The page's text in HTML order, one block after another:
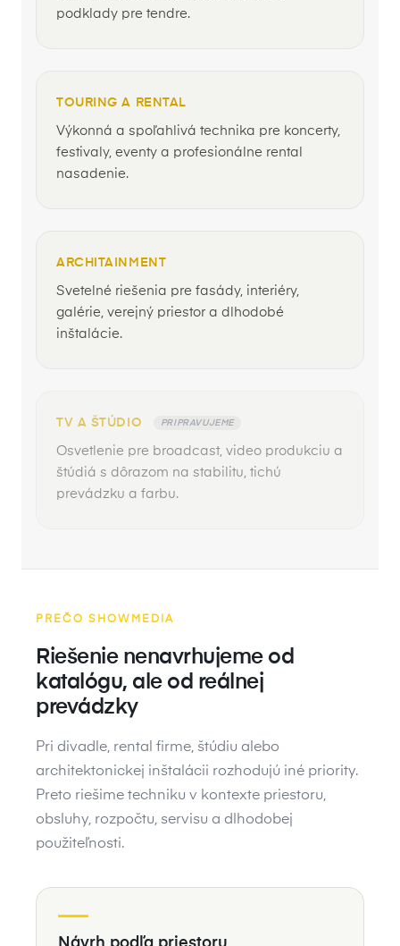
podklady pre tendre.
TOURING A RENTAL
Výkonná a spoľahlivá technika pre koncerty,
festivaly, eventy a profesionálne rental
nasadenie.
ARCHITAINMENT
Svetelné riešenia pre fasády, interiéry,
galérie, verejný priestor a dlhodobé
inštalácie.
TV A ŠTÚDIO PRIPRAVUJEME
Osvetlenie pre broadcast, video produkciu a
štúdiá s dôrazom na stabilitu, tichú
prevádzku a farbu.
PREČO SHOWMEDIA
Riešenie nenavrhujeme od
katalógu, ale od reálnej
prevádzky
Pri divadle, rental firme, štúdiu alebo
architektonickej inštalácii rozhodujú iné priority.
Preto riešime techniku v kontexte priestoru,
obsluhy, rozpočtu, servisu a dlhodobej
použiteľnosti.